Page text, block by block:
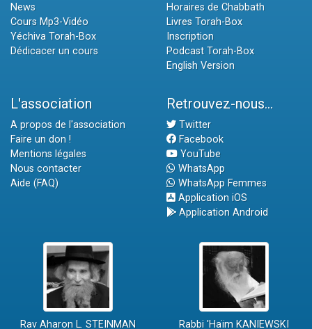
News
Cours Mp3-Vidéo
Yéchiva Torah-Box
Dédicacer un cours
Horaires de Chabbath
Livres Torah-Box
Inscription
Podcast Torah-Box
English Version
L'association
A propos de l'association
Faire un don !
Mentions légales
Nous contacter
Aide (FAQ)
Retrouvez-nous...
Twitter
Facebook
YouTube
WhatsApp
WhatsApp Femmes
Application iOS
Application Android
Rav Aharon L. STEINMAN Rabbi 'Haïm KANIEWSKI